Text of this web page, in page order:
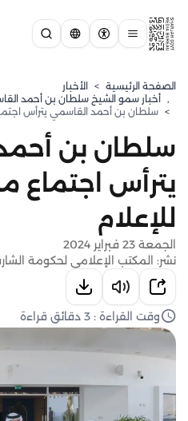
الصفحة الرئيسية > الأخبار
, ⁠أخبار سمو الشيخ سلطان بن أحمد
> سلطان بن أحمد القاسمي يترأس
سلطان بن
يترأس اجتماع
للإعلام
الجمعة 23 فبراير 2024
نشر: المكتب الإعلامي لحكومة
وقت القراءة : 3 دقائق قراءة